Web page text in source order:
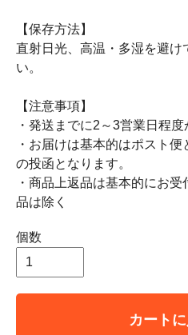
【保存方法】
直射日光、高温・多湿を避け
い。
【注意事項】
・発送までに2～3営業日程度
・お届けは基本的はポスト
の投函となります。
・商品上返品は基本的にお
品は除く
個数
カート